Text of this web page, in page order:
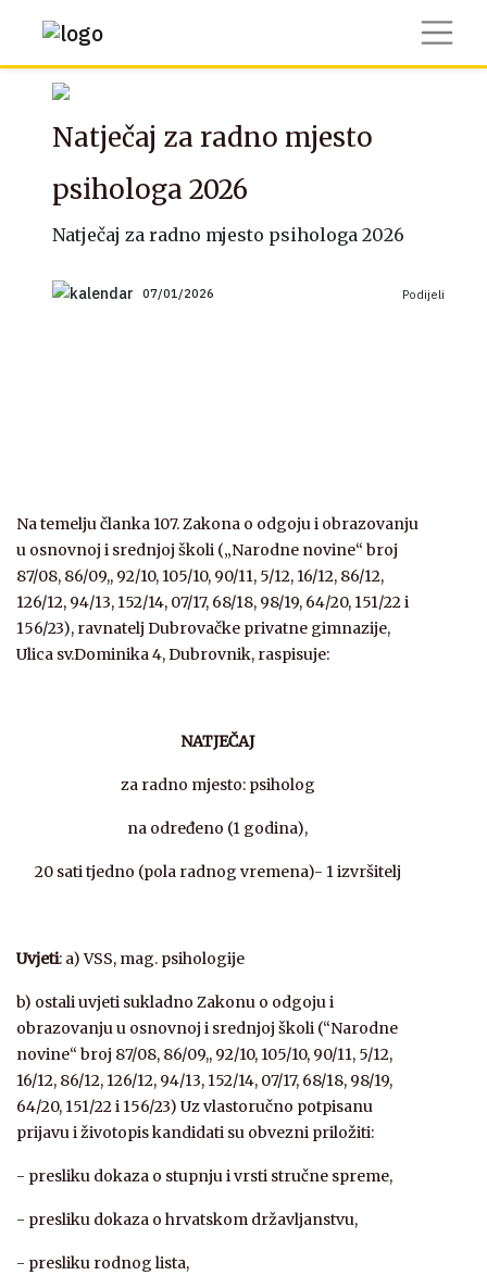
Natječaj za radno mjesto
psihologa 2026
Natječaj za radno mjesto psihologa 2026
07/01/2026 Podijeli
Na temelju članka 107. Zakona o odgoju i obrazovanju
u osnovnoj i srednjoj školi („Narodne novine“ broj
87/08, 86/09,, 92/10, 105/10, 90/11, 5/12, 16/12, 86/12,
126/12, 94/13, 152/14, 07/17, 68/18, 98/19, 64/20, 151/22 i
156/23), ravnatelj Dubrovačke privatne gimnazije,
Ulica sv.Dominika 4, Dubrovnik, raspisuje:
NATJEČAJ
za radno mjesto: psiholog
na određeno (1 godina),
20 sati tjedno (pola radnog vremena)- 1 izvršitelj
Uvjeti: a) VSS, mag. psihologije
b) ostali uvjeti sukladno Zakonu o odgoju i
obrazovanju u osnovnoj i srednjoj školi (“Narodne
novine“ broj 87/08, 86/09,, 92/10, 105/10, 90/11, 5/12,
16/12, 86/12, 126/12, 94/13, 152/14, 07/17, 68/18, 98/19,
64/20, 151/22 i 156/23) Uz vlastoručno potpisanu
prijavu i životopis kandidati su obvezni priložiti:
- presliku dokaza o stupnju i vrsti stručne spreme,
- presliku dokaza o hrvatskom državljanstvu,
- presliku rodnog lista,